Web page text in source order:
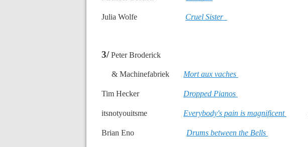
Julia Wolfe Cruel Sister
3/ Peter Broderick
& Machinefabriek Mort aux vaches
Tim Hecker Dropped Pianos
itsnotyouitsme Everybody's pain is magnificent
Brian Eno Drums between the Bells